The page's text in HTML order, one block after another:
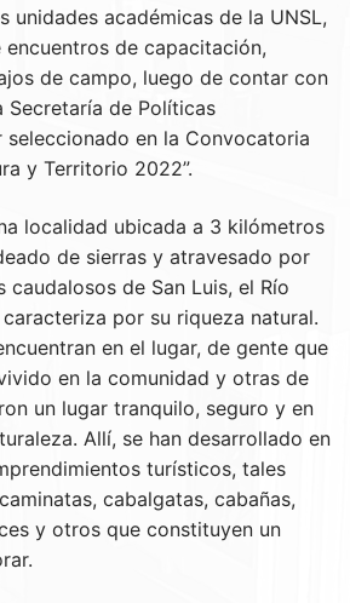
unidades académicas de la UNSL,
de capacitación,
de campo, luego de contar con
Secretaría de Políticas
seleccionado en la Convocatoria
y Territorio 2022”.
localidad ubicada a 3 kilómetros
de sierras y atravesado por
caudalosos de San Luis, el Río
por su riqueza natural.
en el lugar, de gente que
en la comunidad y otras de
un lugar tranquilo, seguro y en
Allí, se han desarrollado en
turísticos, tales
cabalgatas, cabañas,
y otros que constituyen un